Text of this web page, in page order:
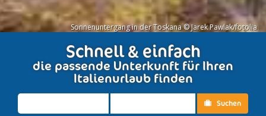
Sonnenuntergang in der Toskana © Jarek Pawlak/fotolia
Schnell & einfach
die passende Unterkunft für Ihren
Italienurlaub finden
Suchen